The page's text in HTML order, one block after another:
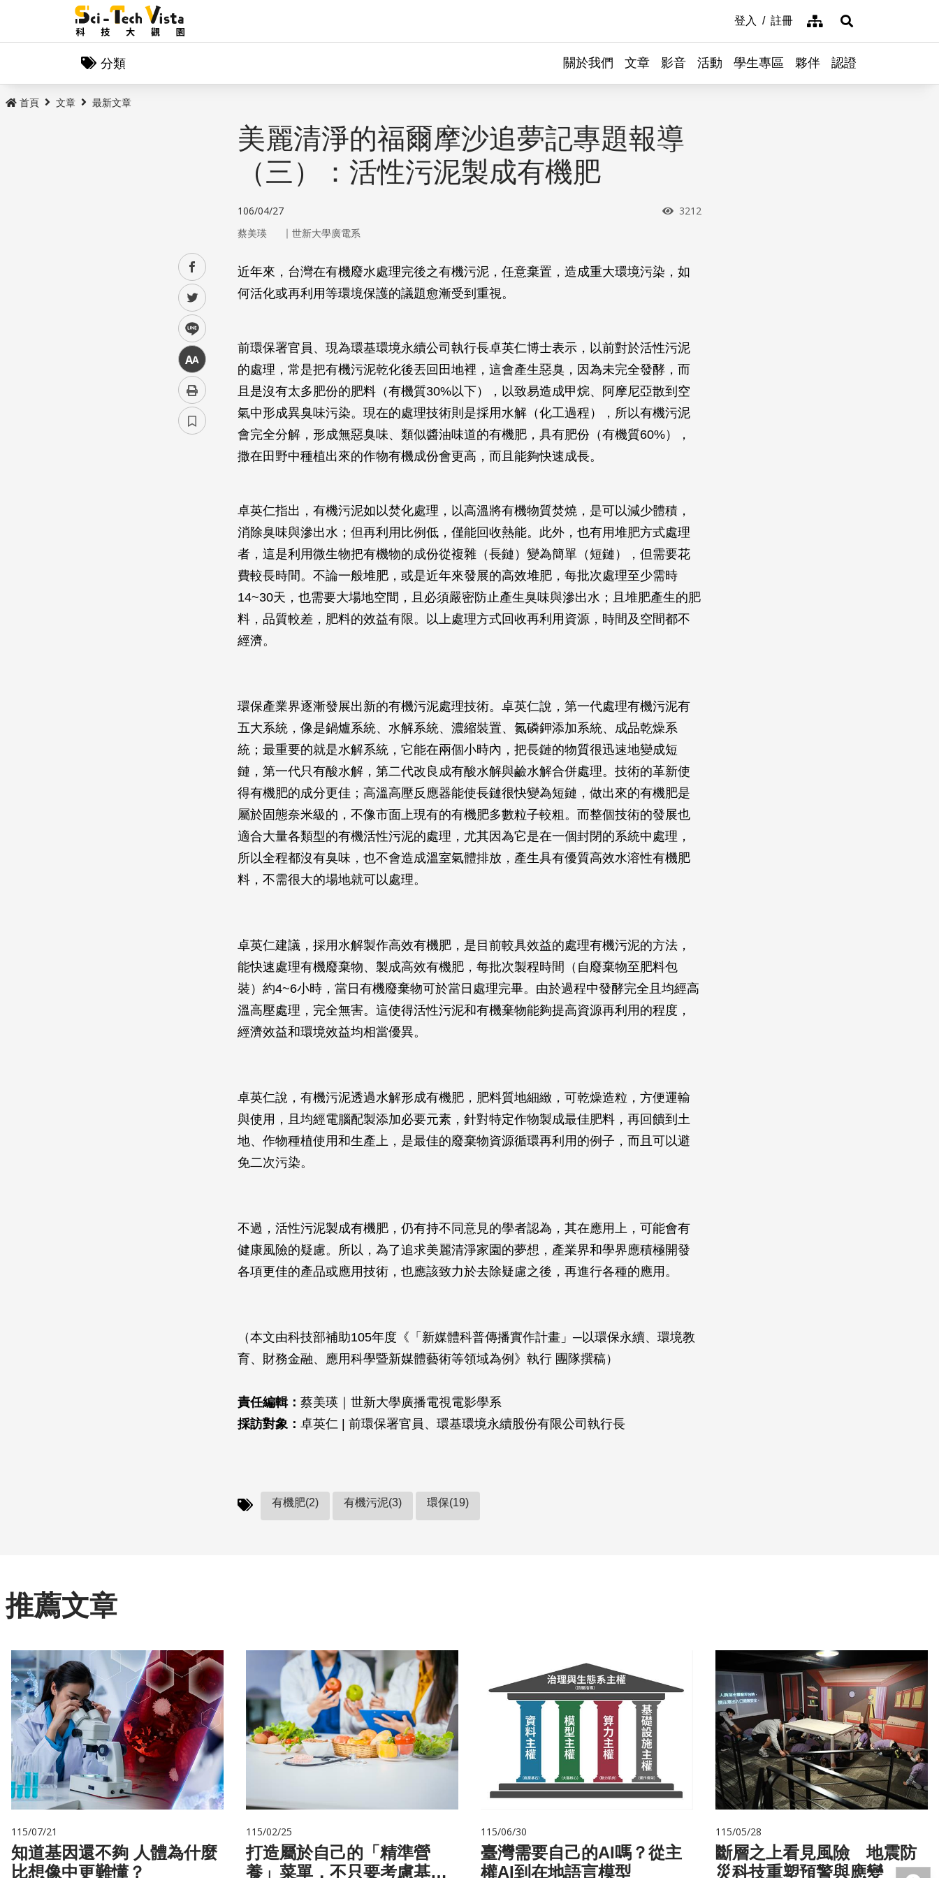
登入 註冊 網站導覽展開搜尋
分類 關於我們 文章 影音 活動 學生專區 夥伴 認證
首頁 文章 最新文章
facebook
twitter
line
中
美麗清淨的福爾摩沙追夢記專題報導
（三）：活性污泥製成有機肥
106/04/27 瀏覽次數
3212
蔡美瑛 ｜ 世新大學廣電系
近年來，台灣在有機廢水處理完後之有機污泥，任意棄置，造成重大環境污染，如
何活化或再利用等環境保護的議題愈漸受到重視。
前環保署官員、現為環基環境永續公司執行長卓英仁博士表示，以前對於活性污泥
的處理，常是把有機污泥乾化後丟回田地裡，這會產生惡臭，因為未完全發酵，而
且是沒有太多肥份的肥料（有機質30%以下），以致易造成甲烷、阿摩尼亞散到空
氣中形成異臭味污染。現在的處理技術則是採用水解（化工過程），所以有機污泥
會完全分解，形成無惡臭味、類似醬油味道的有機肥，具有肥份（有機質60%），
撒在田野中種植出來的作物有機成份會更高，而且能夠快速成長。
卓英仁指出，有機污泥如以焚化處理，以高溫將有機物質焚燒，是可以減少體積，
消除臭味與滲出水；但再利用比例低，僅能回收熱能。此外，也有用堆肥方式處理
者，這是利用微生物把有機物的成份從複雜（長鏈）變為簡單（短鏈），但需要花
費較長時間。不論一般堆肥，或是近年來發展的高效堆肥，每批次處理至少需時
14~30天，也需要大場地空間，且必須嚴密防止產生臭味與滲出水；且堆肥產生的肥
料，品質較差，肥料的效益有限。以上處理方式回收再利用資源，時間及空間都不
經濟。
環保產業界逐漸發展出新的有機污泥處理技術。卓英仁說，第一代處理有機污泥有
五大系統，像是鍋爐系統、水解系統、濃縮裝置、氮磷鉀添加系統、成品乾燥系
統；最重要的就是水解系統，它能在兩個小時內，把長鏈的物質很迅速地變成短
鏈，第一代只有酸水解，第二代改良成有酸水解與鹼水解合併處理。技術的革新使
得有機肥的成分更佳；高溫高壓反應器能使長鏈很快變為短鏈，做出來的有機肥是
屬於固態奈米級的，不像市面上現有的有機肥多數粒子較粗。而整個技術的發展也
適合大量各類型的有機活性污泥的處理，尤其因為它是在一個封閉的系統中處理，
所以全程都沒有臭味，也不會造成溫室氣體排放，產生具有優質高效水溶性有機肥
料，不需很大的場地就可以處理。
卓英仁建議，採用水解製作高效有機肥，是目前較具效益的處理有機污泥的方法，
能快速處理有機廢棄物、製成高效有機肥，每批次製程時間（自廢棄物至肥料包
裝）約4~6小時，當日有機廢棄物可於當日處理完畢。由於過程中發酵完全且均經高
溫高壓處理，完全無害。這使得活性污泥和有機棄物能夠提高資源再利用的程度，
經濟效益和環境效益均相當優異。
卓英仁說，有機污泥透過水解形成有機肥，肥料質地細緻，可乾燥造粒，方便運輸
與使用，且均經電腦配製添加必要元素，針對特定作物製成最佳肥料，再回饋到土
地、作物種植使用和生產上，是最佳的廢棄物資源循環再利用的例子，而且可以避
免二次污染。
不過，活性污泥製成有機肥，仍有持不同意見的學者認為，其在應用上，可能會有
健康風險的疑慮。所以，為了追求美麗清淨家園的夢想，產業界和學界應積極開發
各項更佳的產品或應用技術，也應該致力於去除疑慮之後，再進行各種的應用。
（本文由科技部補助105年度《「新媒體科普傳播實作計畫」─以環保永續、環境教
育、財務金融、應用科學暨新媒體藝術等領域為例》執行 團隊撰稿）
責任編輯： 蔡美瑛｜世新大學廣播電視電影學系
採訪對象： 卓英仁 | 前環保署官員、環基環境永續股份有限公司執行長
有機肥(2) 有機污泥(3) 環保(19)
推薦文章
115/07/21
知道基因還不夠 人體為什麼
比想像中更難懂？
115/02/25
打造屬於自己的「精準營
養」菜單，不只要考慮基
115/06/30
臺灣需要自己的AI嗎？從主
權AI到在地語言模型
115/05/28
斷層之上看見風險 地震防
災科技重塑預警與應變